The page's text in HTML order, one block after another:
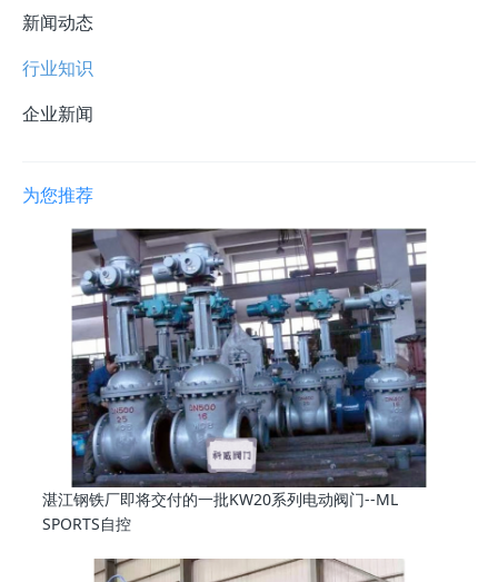
新闻动态
行业知识
企业新闻
为您推荐
湛江钢铁厂即将交付的一批KW20系列电动阀门--ML
SPORTS自控